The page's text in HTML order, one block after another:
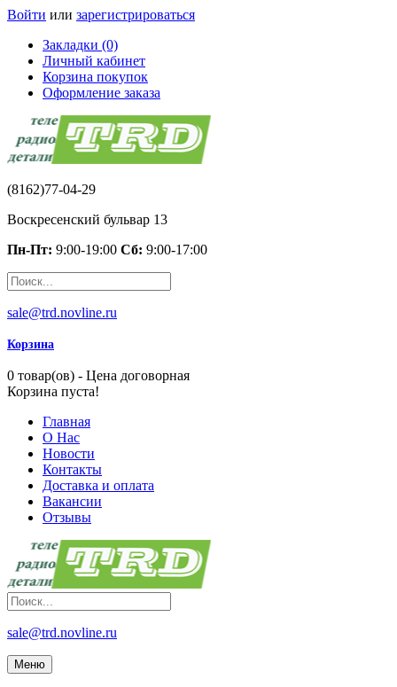
Войти или зарегистрироваться
Закладки (0)
Личный кабинет
Корзина покупок
Оформление заказа
(8162)77-04-29
Воскресенский бульвар 13
Пн-Пт: 9:00-19:00 Сб: 9:00-17:00
sale@trd.novline.ru
Корзина
0 товар(ов) - Цена договорная
Корзина пуста!
Главная
О Нас
Новости
Контакты
Доставка и оплата
Вакансии
Отзывы
sale@trd.novline.ru
Меню